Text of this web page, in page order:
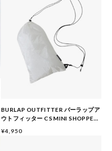
BURLAP OUTFITTER バーラップア
ウトフィッター CS MINI SHOPPER
ニショルダーバッグ ホワイト
¥4,950